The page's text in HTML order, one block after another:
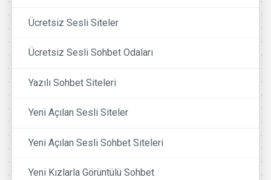
Ücretsiz Sesli Siteler
Ücretsiz Sesli Sohbet Odaları
Yazılı Sohbet Siteleri
Yeni Açılan Sesli Siteler
Yeni Açılan Sesli Sohbet Siteleri
Yeni Kızlarla Görüntülü Sohbet